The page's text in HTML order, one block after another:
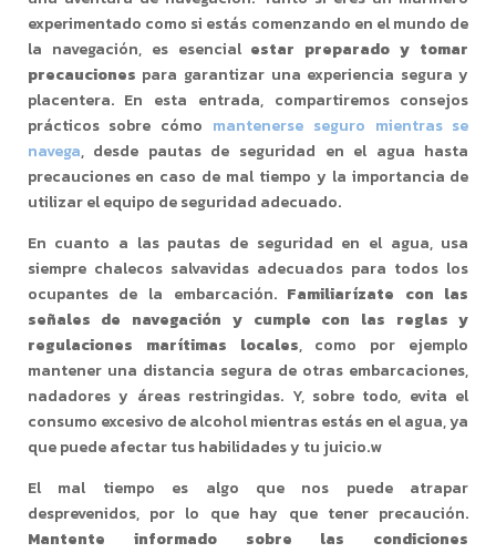
experimentado como si estás comenzando en el mundo de
la navegación, es esencial estar preparado y tomar
precauciones para garantizar una experiencia segura y
placentera. En esta entrada, compartiremos consejos
prácticos sobre cómo mantenerse seguro mientras se
navega, desde pautas de seguridad en el agua hasta
precauciones en caso de mal tiempo y la importancia de
utilizar el equipo de seguridad adecuado.
En cuanto a las pautas de seguridad en el agua, usa
siempre chalecos salvavidas adecuados para todos los
ocupantes de la embarcación. Familiarízate con las
señales de navegación y cumple con las reglas y
regulaciones marítimas locales, como por ejemplo
mantener una distancia segura de otras embarcaciones,
nadadores y áreas restringidas. Y, sobre todo, evita el
consumo excesivo de alcohol mientras estás en el agua, ya
que puede afectar tus habilidades y tu juicio.w
El mal tiempo es algo que nos puede atrapar
desprevenidos, por lo que hay que tener precaución.
Mantente informado sobre las condiciones